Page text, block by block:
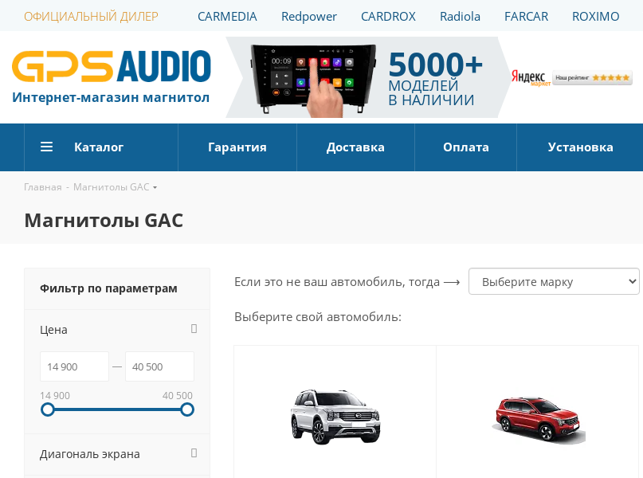
ОФИЦИАЛЬНЫЙ ДИЛЕР CARMEDIA Redpower CARDROX Radiola FARCAR ROXIMO
Интернет-магазин магнитол
5000+
МОДЕЛЕЙ
В НАЛИЧИИ
Каталог Гарантия Доставка Оплата Установка
Главная - Магнитолы GAC
Магнитолы GAC
Если это не ваш автомобиль, тогда ⟶
Выберите свой автомобиль:
Фильтр по параметрам
Цена
14 900 40 500
Диагональ экрана